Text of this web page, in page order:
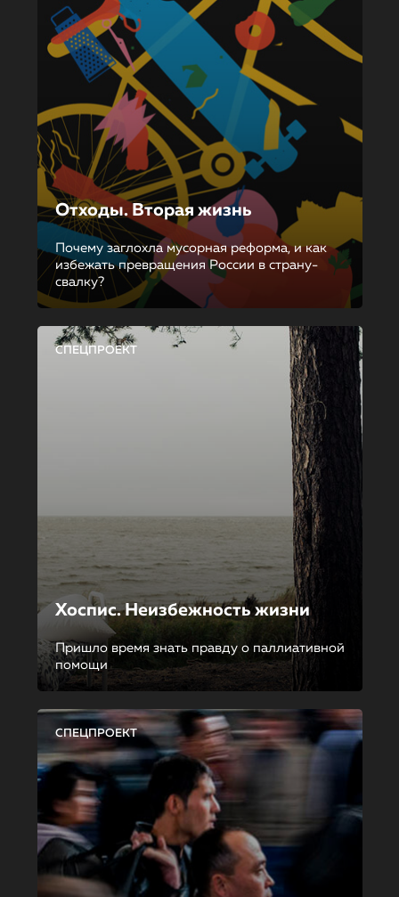
Отходы. Вторая жизнь
Почему заглохла мусорная реформа, и как
избежать превращения России в страну-
свалку?
СПЕЦПРОЕКТ
Хоспис. Неизбежность жизни
Пришло время знать правду о паллиативной
помощи
СПЕЦПРОЕКТ